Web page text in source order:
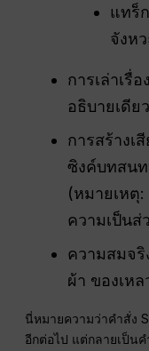
แทร็
จังหว
การเล่าเรื่
อธิบายเดียว
การสร้างเ
ซิงค์บทสนท
(หมายเหตุ
ความเป็นส่
ความสมจ
ผ้า ของเห
นี่หมายความว่าคำสั่ง
อีกต่อไป แต่กลายเป็น